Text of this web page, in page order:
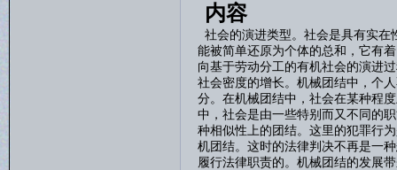
内容
社会的演进类型。社会是具有实在
能被简单还原为个体的总和，它有
向基于劳动分工的有机社会的演进
社会密度的增长。机械团结中，个
分。在机械团结中，社会在某种程
中，社会是由一些特别而又不同的
种相似性上的团结。这里的犯罪行
机团结。这时的法律判决不再是一
履行法律职责的。机械团结的发展